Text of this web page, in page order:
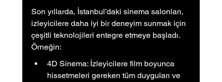
Son yıllarda, İstanbul’daki sinema salonları,
izleyicilere daha iyi bir deneyim sunmak için
çeşitli teknolojileri entegre etmeye başladı.
Örneğin:
4D Sinema: İzleyicilere film boyunca
hissetmeleri gereken tüm duyguları ve